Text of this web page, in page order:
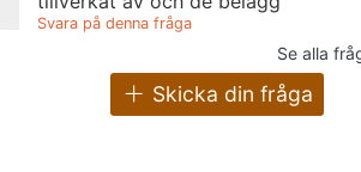
Svara på denna fråga
Se alla
Skicka din fråga